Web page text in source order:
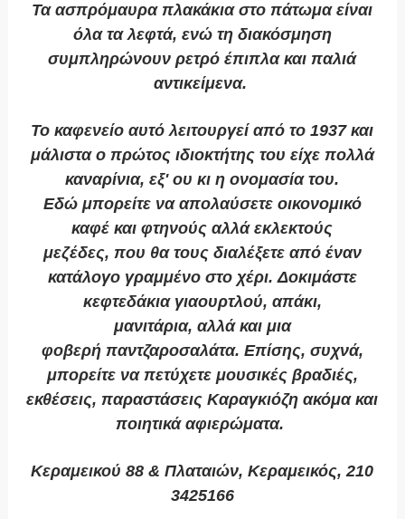
Τα ασπρόμαυρα πλακάκια στο πάτωμα είναι
όλα τα λεφτά, ενώ τη διακόσμηση
συμπληρώνουν ρετρό έπιπλα και παλιά
αντικείμενα.
Το καφενείο αυτό λειτουργεί από το 1937 και
μάλιστα ο πρώτος ιδιοκτήτης του είχε πολλά
καναρίνια, εξ' ου κι η ονομασία του.
Εδώ μπορείτε να απολαύσετε οικονομικό
καφέ και φτηνούς αλλά εκλεκτούς
μεζέδες, που θα τους διαλέξετε από έναν
κατάλογο γραμμένο στο χέρι. Δοκιμάστε
κεφτεδάκια γιαουρτλού, απάκι,
μανιτάρια, αλλά και μια
φοβερή παντζαροσαλάτα. Επίσης, συχνά,
μπορείτε να πετύχετε μουσικές βραδιές,
εκθέσεις, παραστάσεις Καραγκιόζη ακόμα και
ποιητικά αφιερώματα.
Κεραμεικού 88 & Πλαταιών, Κεραμεικός, 210
3425166